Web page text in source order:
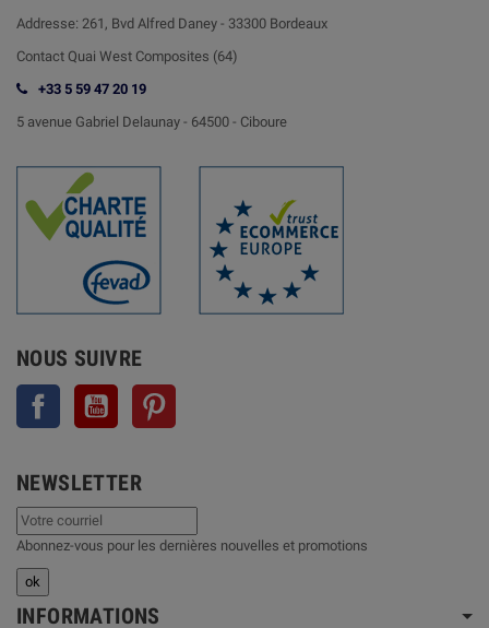
Addresse: 261, Bvd Alfred Daney - 33300 Bordeaux
Contact Quai West Composites (64)
+33 5 59 47 20 19
5 avenue Gabriel Delaunay - 64500 - Ciboure
NOUS SUIVRE
Facebook YouTube
NEWSLETTER
Abonnez-vous pour les dernières nouvelles et promotions
INFORMATIONS